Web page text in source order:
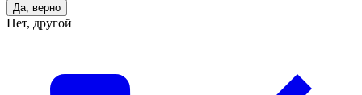
Да, верно
Нет, другой